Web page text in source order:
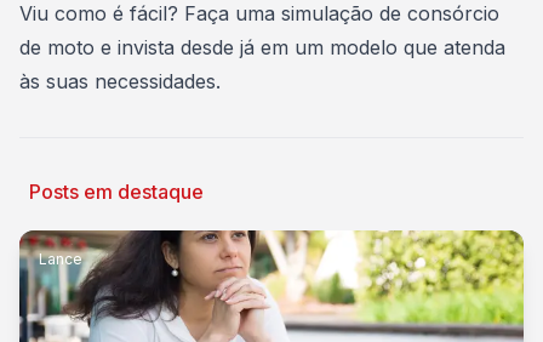
Viu como é fácil? Faça uma simulação de consórcio
de moto e invista desde já em um modelo que atenda
às suas necessidades.
Posts em destaque
Lance